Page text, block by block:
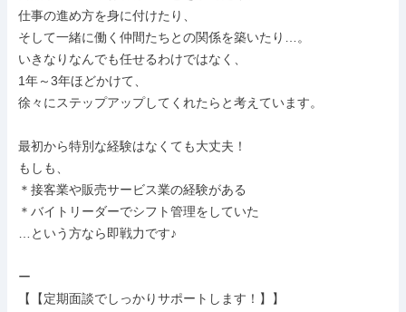
仕事の進め方を身に付けたり、
そして一緒に働く仲間たちとの関係を築いたり…。
いきなりなんでも任せるわけではなく、
1年～3年ほどかけて、
徐々にステップアップしてくれたらと考えています。
最初から特別な経験はなくても大丈夫！
もしも、
＊接客業や販売サービス業の経験がある
＊バイトリーダーでシフト管理をしていた
…という方なら即戦力です♪
ー
【【定期面談でしっかりサポートします！】】